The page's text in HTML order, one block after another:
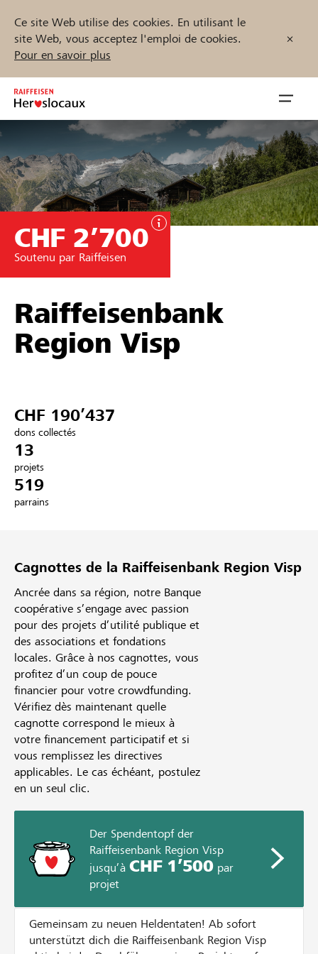
Ce site Web utilise des cookies. En utilisant le
site Web, vous acceptez l'emploi de cookies.
Pour en savoir plus
Inhalt
springen
öffnen
Parrainer
Soutien & assistance
Partenaires / Banques Raiffeisen
Se connecter
S'inscrire
Trouvez des projets et des organisations
Démarrez maintenant
CHF 2’700
Soutenu par Raiffeisen
Raiffeisenbank
Region Visp
CHF 190’437
dons collectés
13
projets
519
parrains
Cagnottes de la Raiffeisenbank Region Visp
Ancrée dans sa région, notre Banque
coopérative s’engage avec passion
pour des projets d’utilité publique et
des associations et fondations
locales. Grâce à nos cagnottes, vous
profitez d’un coup de pouce
financier pour votre crowdfunding.
Vérifiez dès maintenant quelle
cagnotte correspond le mieux à
votre financement participatif et si
vous remplissez les directives
applicables. Le cas échéant, postulez
en un seul clic.
Der Spendentopf der
Raiffeisenbank Region Visp
jusqu’à CHF 1’500par
projet
Gemeinsam zu neuen Heldentaten! Ab sofort
unterstützt dich die Raiffeisenbank Region Visp